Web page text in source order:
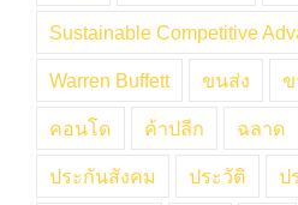
Sustainable Competitive
Warren Buffett ขนส่ง
คอนโด ค้าปลีก ฉลาด
ประกันสังคม ประวัติ ป